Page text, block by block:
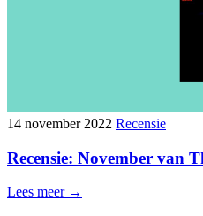
14 november 2022 Recensie
Recensie: November van
Lees meer →